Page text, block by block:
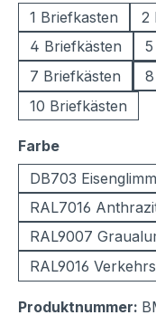
1 Briefkasten
2
4 Briefkästen
7 Briefkästen
10 Briefkästen
Farbeauswählen
DB703
RAL7016
RAL9007
RAL9016
Produktnummer: